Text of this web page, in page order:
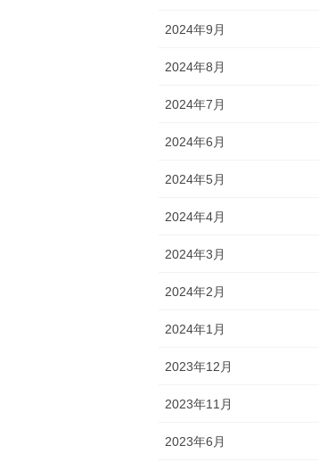
2024年9月
2024年8月
2024年7月
2024年6月
2024年5月
2024年4月
2024年3月
2024年2月
2024年1月
2023年12月
2023年11月
2023年6月